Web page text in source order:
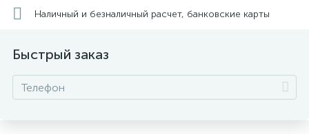
Наличный и безналичный расчет, банковские карты
Быстрый заказ